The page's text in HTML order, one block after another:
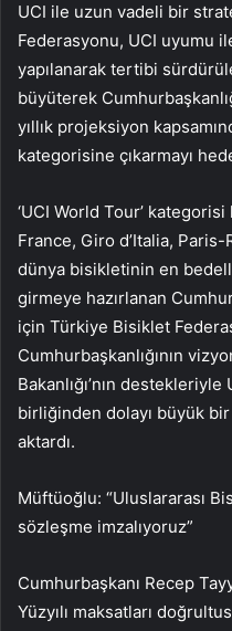
UCI ile uzun vadeli bir
Federasyonu, UCI uyumu
yapılanarak tertibi
büyüterek
yıllık projeksiyon
kategorisine çıkarmayı
‘UCI World Tour’
France, Giro d’Italia,
dünya bisikletinin en
girmeye hazırlanan
için Türkiye Bisiklet
Cumhurbaşkanlığının
Bakanlığı’nın
birliğinden dolayı büyük
aktardı.
Müftüoğlu: “Uluslararası
sözleşme imzalıyoruz”
Cumhurbaşkanı Recep
Yüzyılı maksatları